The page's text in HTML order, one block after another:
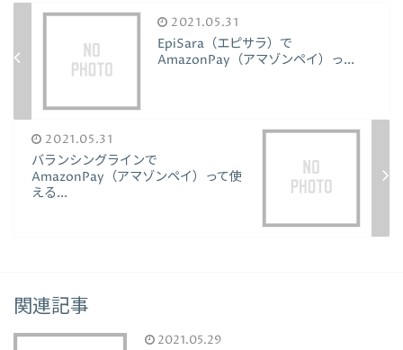
2021.05.31
EpiSara（エピサラ）で
AmazonPay（アマゾンペイ）っ...
2021.05.31
バランシングラインで
AmazonPay（アマゾンペイ）って使
える...
関連記事
2021.05.29